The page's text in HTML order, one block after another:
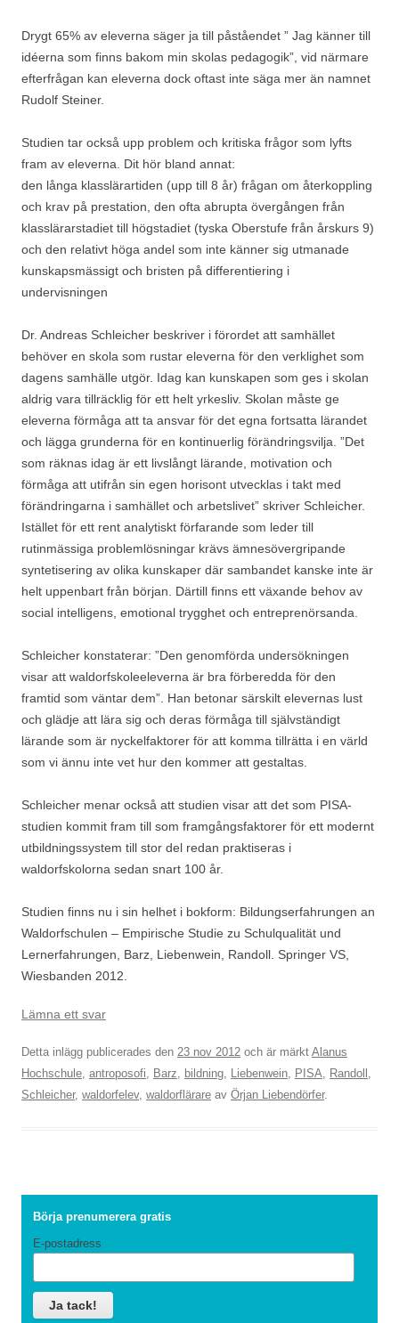
Drygt 65% av eleverna säger ja till påståendet ” Jag känner till
idéerna som finns bakom min skolas pedagogik”, vid närmare
efterfrågan kan eleverna dock oftast inte säga mer än namnet
Rudolf Steiner.
Studien tar också upp problem och kritiska frågor som lyfts
fram av eleverna. Dit hör bland annat:
den långa klasslärartiden (upp till 8 år) frågan om återkoppling
och krav på prestation, den ofta abrupta övergången från
klasslärarstadiet till högstadiet (tyska Oberstufe från årskurs 9)
och den relativt höga andel som inte känner sig utmanade
kunskapsmässigt och bristen på differentiering i
undervisningen
Dr. Andreas Schleicher beskriver i förordet att samhället
behöver en skola som rustar eleverna för den verklighet som
dagens samhälle utgör. Idag kan kunskapen som ges i skolan
aldrig vara tillräcklig för ett helt yrkesliv. Skolan måste ge
eleverna förmåga att ta ansvar för det egna fortsatta lärandet
och lägga grunderna för en kontinuerlig förändringsvilja. ”Det
som räknas idag är ett livslångt lärande, motivation och
förmåga att utifrån sin egen horisont utvecklas i takt med
förändringarna i samhället och arbetslivet” skriver Schleicher.
Istället för ett rent analytiskt förfarande som leder till
rutinmässiga problemlösningar krävs ämnesövergripande
syntetisering av olika kunskaper där sambandet kanske inte är
helt uppenbart från början. Därtill finns ett växande behov av
social intelligens, emotional trygghet och entreprenörsanda.
Schleicher konstaterar: ”Den genomförda undersökningen
visar att waldorfskoleeleverna är bra förberedda för den
framtid som väntar dem”. Han betonar särskilt elevernas lust
och glädje att lära sig och deras förmåga till självständigt
lärande som är nyckelfaktorer för att komma tillrätta i en värld
som vi ännu inte vet hur den kommer att gestaltas.
Schleicher menar också att studien visar att det som PISA-
studien kommit fram till som framgångsfaktorer för ett modernt
utbildningssystem till stor del redan praktiseras i
waldorfskolorna sedan snart 100 år.
Studien finns nu i sin helhet i bokform: Bildungserfahrungen an
Waldorfschulen – Empirische Studie zu Schulqualität und
Lernerfahrungen, Barz, Liebenwein, Randoll. Springer VS,
Wiesbanden 2012.
Lämna ett svar
Detta inlägg publicerades den 23 nov 2012 och är märkt Alanus
Hochschule, antroposofi, Barz, bildning, Liebenwein, PISA, Randoll ,
Schleicher, waldorfelev, waldorflärare av Örjan Liebendörfer.
Börja prenumerera gratis
E-postadress